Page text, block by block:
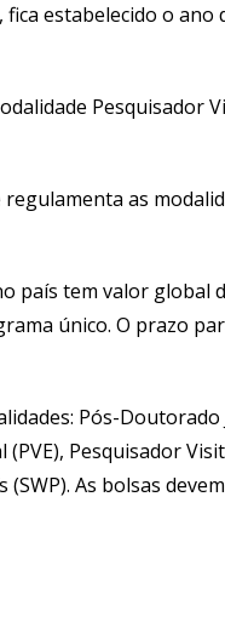
estabelecido o ano
Pesquisador
regulamenta as
país tem valor global
único. O prazo
Pós-Doutorado
Pesquisador
As bolsas